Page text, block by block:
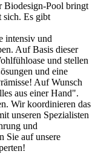
Biodesign-Pool bringt
sich. Es gibt
intensiv und
Auf Basis dieser
und stellen
und eine
Auf Wunsch
aus einer Hand".
Wir koordinieren das
unseren Spezialisten
und
Sie auf unsere